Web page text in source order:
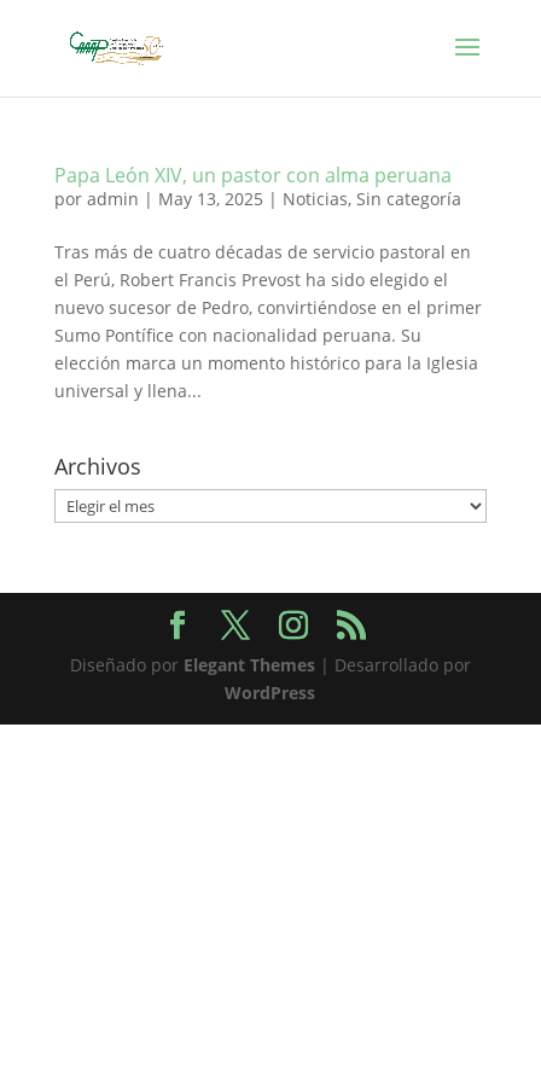
Papa León XIV, un pastor con alma peruana
por admin | May 13, 2025 | Noticias, Sin categoría
Tras más de cuatro décadas de servicio pastoral en
el Perú, Robert Francis Prevost ha sido elegido el
nuevo sucesor de Pedro, convirtiéndose en el primer
Sumo Pontífice con nacionalidad peruana. Su
elección marca un momento histórico para la Iglesia
universal y llena...
Archivos
Archivos
Diseñado por Elegant Themes| Desarrollado por
WordPress